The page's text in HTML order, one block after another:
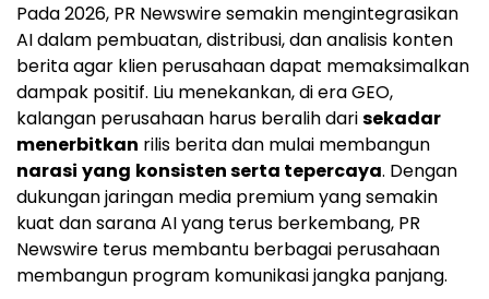
Pada 2026, PR Newswire semakin mengintegrasikan
AI dalam pembuatan, distribusi, dan analisis konten
berita agar klien perusahaan dapat memaksimalkan
dampak positif. Liu menekankan, di era GEO,
kalangan perusahaan harus beralih darisekadar
menerbitkan rilis berita dan mulai membangun
narasi yang konsisten serta tepercaya. Dengan
dukungan jaringan media premium yang semakin
kuat dan sarana AI yang terus berkembang, PR
Newswire terus membantu berbagai perusahaan
membangun program komunikasi jangka panjang.